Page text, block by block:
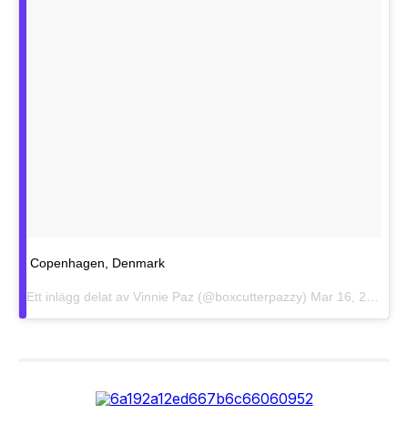
Copenhagen, Denmark
Ett inlägg delat av Vinnie Paz (@boxcutterpazzy) Mar 16, 2017 kl. 1:56 PDT